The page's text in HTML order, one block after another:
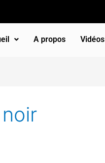
A propos Vidéos